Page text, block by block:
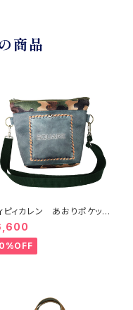
商品
ピィカレン あおりポケット
エアショルダーバッグ